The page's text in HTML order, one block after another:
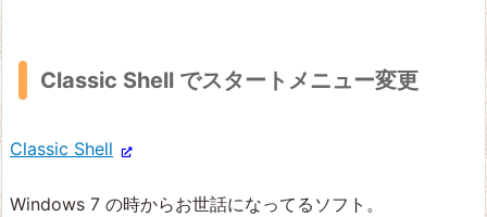
Classic Shell でスタートメニュー変更
Classic Shell
Windows 7 の時からお世話になってるソフト。